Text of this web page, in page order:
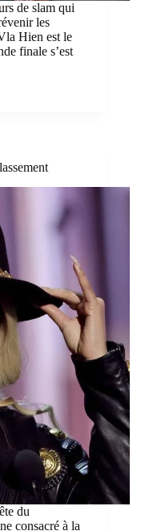
de slam qui
les
Hien est le
finale s’est
du
consacré à la